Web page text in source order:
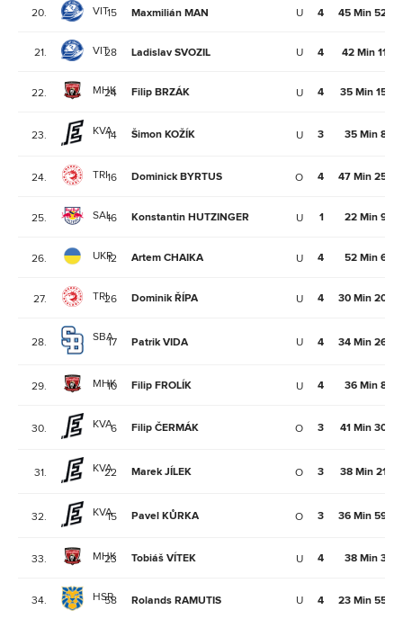
20. VIT15 Maxmilián MAN U 4 45 Min
21. VIT28 Ladislav SVOZIL U 4 42 Min
22. MHK
24 Filip BRZÁK U 4 35 Min
23. KVA14 Šimon KOŽÍK U 3 35 Min
24. TRI16 Dominick BYRTUS O 4 47 Min
25. SAL16 Konstantin HUTZINGER U 1 22 Min
26. UKR12 Artem CHAIKA U 4 52 Min
27. TRI26 Dominik ŘÍPA U 4 30 Min
28. SBA17 Patrik VIDA U 4 34 Min
29. MHK
10 Filip FROLÍK U 4 36 Min
30. KVA6 Filip ČERMÁK O 3 41 Min
31. KVA22 Marek JÍLEK O 3 38 Min
32. KVA15 Pavel KŮRKA O 3 36 Min
33. MHK
23 Tobiáš VÍTEK U 4 38 Min
34. HSR
58 Rolands RAMUTIS U 4 23 Min